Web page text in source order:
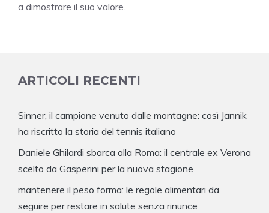
a dimostrare il suo valore.
ARTICOLI RECENTI
Sinner, il campione venuto dalle montagne: così Jannik
ha riscritto la storia del tennis italiano
Daniele Ghilardi sbarca alla Roma: il centrale ex Verona
scelto da Gasperini per la nuova stagione
mantenere il peso forma: le regole alimentari da
seguire per restare in salute senza rinunce